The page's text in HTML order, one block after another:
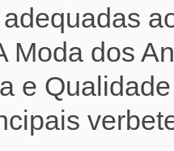
Moda dos
e